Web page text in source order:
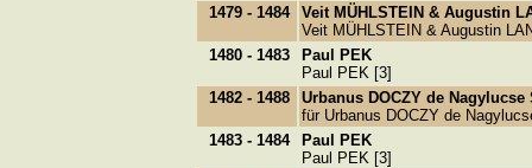
1479 - 1484 Veit MÜHLSTEIN & Augustin
Veit MÜHLSTEIN & Augustin
1480 - 1483
Paul PEK
Paul PEK [3]
1482 - 1488
Urbanus DOCZY de
für Urbanus DOCZY de
1483 - 1484 Paul PEK
Paul PEK [3]